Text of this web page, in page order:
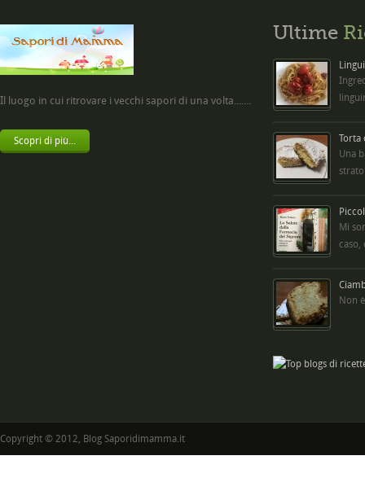
Il luogo in cui ritrovare i vecchi sapori di una volta.......
Scopri di più...
Ultime
Torta
Una
Mi
caso,
Non
Copyright © 2012, Blog Saporidimamma.it